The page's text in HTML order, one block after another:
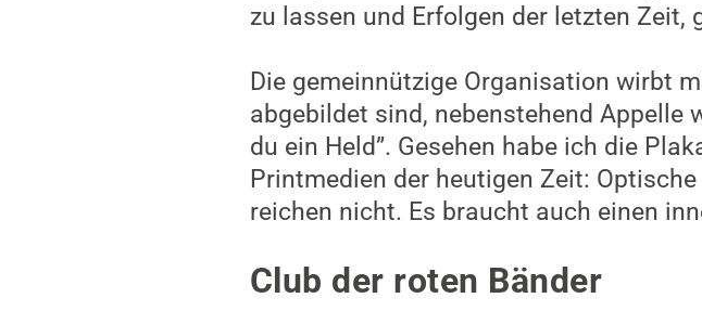
zu lassen und Erfolgen der letzten Zeit,
Die gemeinnützige Organisation wirbt
abgebildet sind, nebenstehend Appelle
du ein Held”. Gesehen habe ich die
Printmedien der heutigen Zeit:
reichen nicht. Es braucht auch einen
Club der roten Bänder